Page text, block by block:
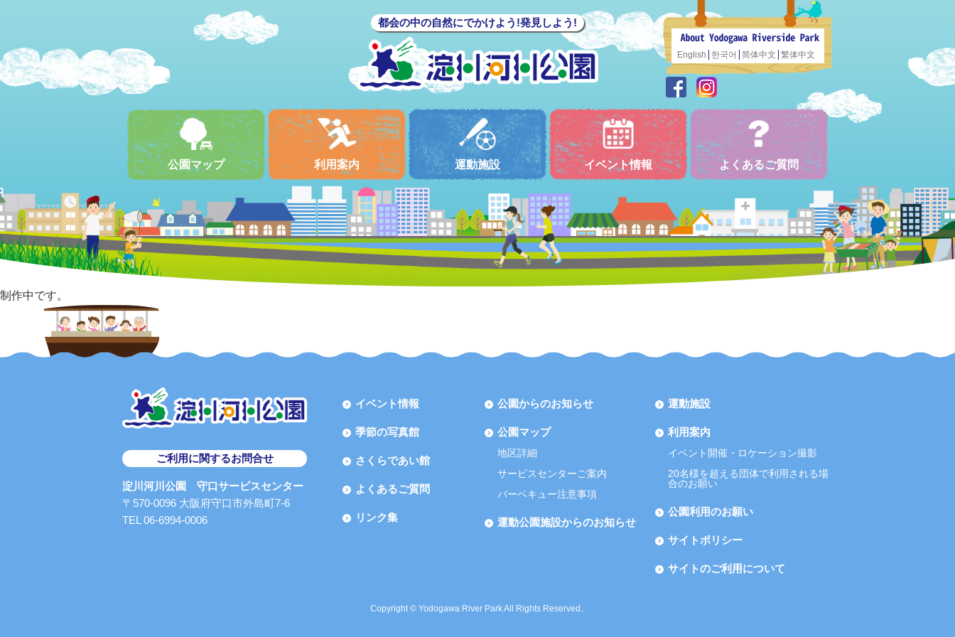
都会の中の自然にでかけよう!発見しよう!
English 한국어 简体中文 繁体中文
公園マップ 利用案内 運動施設 イベント情報 よくあるご質問
制作中です。
ご利用に関するお問合せ
淀川河川公園 守口サービスセンター
〒570-0096 大阪府守口市外島町7-6
TEL 06-6994-0006
イベント情報
季節の写真館
さくらであい館
よくあるご質問
リンク集
公園からのお知らせ
公園マップ
地区詳細
サービスセンターご案内
バーベキュー注意事項
運動公園施設からのお知らせ
運動施設
利用案内
イベント開催・ロケーション撮影
20名様を超える団体で利用される場
合のお願い
公園利用のお願い
サイトポリシー
サイトのご利用について
Copyright © Yodogawa River Park All Rights Reserved..